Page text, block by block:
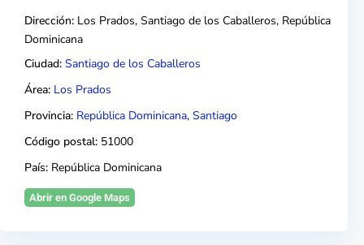
Dirección: Los Prados, Santiago de los Caballeros, República
Dominicana
Ciudad: Santiago de los Caballeros
Área: Los Prados
Provincia: República Dominicana, Santiago
Código postal: 51000
País: República Dominicana
Abrir en Google Maps